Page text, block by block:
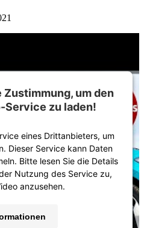
um den
Service zu laden!
eines Drittanbieters, um
Dieser Service kann Daten
Bitte lesen Sie die Details
Nutzung des Service zu,
anzusehen.